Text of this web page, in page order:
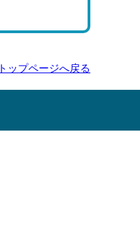
トップページへ戻る